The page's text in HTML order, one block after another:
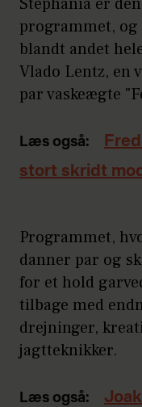
programmet, og
blandt andet
Vlado Lentz, en
par vaskeægte
Læs også:
stort skridt
Programmet,
danner par og
for et hold
tilbage med
drejninger,
jagtteknikker.
Læs også: